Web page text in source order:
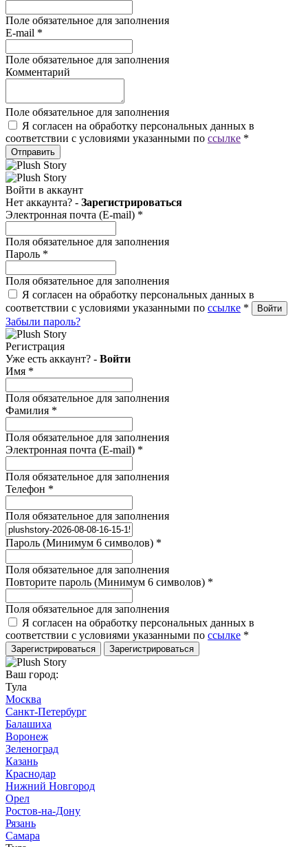
Поле обязательное для заполнения
E-mail *
Поле обязательное для заполнения
Комментарий
Поле обязательное для заполнения
Я согласен на обработку персональных данных в
соответствии с условиями указанными по ссылке *
Отправить
Войти в аккаунт
Нет аккаунта? - Зарегистрироваться
Электронная почта (E-mail) *
Поля обязательное для заполнения
Пароль *
Поля обязательное для заполнения
Я согласен на обработку персональных данных в
соответствии с условиями указанными по ссылке *
Забыли пароль?
Регистрация
Уже есть аккаунт? - Войти
Имя *
Поля обязательное для заполнения
Фамилия *
Поля обязательное для заполнения
Электронная почта (E-mail) *
Поля обязательное для заполнения
Телефон *
Поля обязательное для заполнения
Пароль (Минимум 6 символов) *
Поля обязательное для заполнения
Повторите пароль (Минимум 6 символов) *
Поля обязательное для заполнения
Я согласен на обработку персональных данных в
соответствии с условиями указанными по ссылке *
Зарегистрироваться
Ваш город:
Тула
Москва
Санкт-Петербург
Балашиха
Воронеж
Зеленоград
Казань
Краснодар
Нижний Новгород
Орел
Ростов-на-Дону
Рязань
Самара